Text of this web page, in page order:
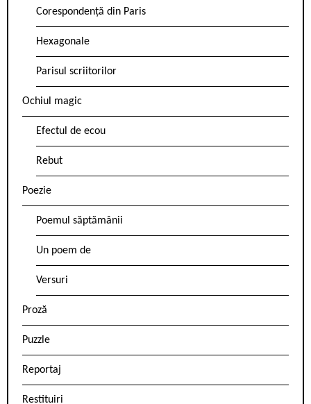
Corespondență din Paris
Hexagonale
Parisul scriitorilor
Ochiul magic
Efectul de ecou
Rebut
Poezie
Poemul săptămânii
Un poem de
Versuri
Proză
Puzzle
Reportaj
Restituiri